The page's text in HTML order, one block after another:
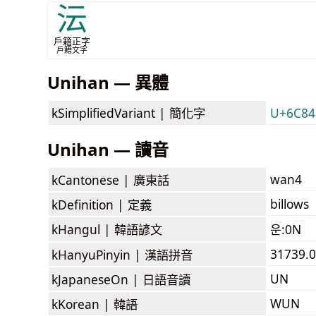
沄
戶籍正字
戶籍文字
Unihan — 異體
kSimplifiedVariant | 簡化字
Unihan — 讀音
kCantonese | 廣東話
wan4
kDefinition | 定義
billows
kHangul | 韓語諺文
운:0N
kHanyuPinyin | 漢語拼音
kJapaneseOn | 日語音讀
UN
kKorean | 韓語
WUN